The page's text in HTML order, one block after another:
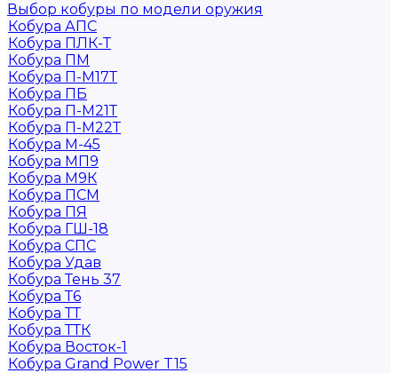
Выбор кобуры по модели оружия
Кобура АПС
Кобура ПЛК-Т
Кобура ПМ
Кобура П-М17Т
Кобура ПБ
Кобура П-М21Т
Кобура П-М22Т
Кобура М-45
Кобура МП9
Кобура М9К
Кобура ПСМ
Кобура ПЯ
Кобура ГШ-18
Кобура СПС
Кобура Удав
Кобура Тень 37
Кобура Т6
Кобура ТТ
Кобура ТТК
Кобура Восток-1
Кобура Grand Power T15